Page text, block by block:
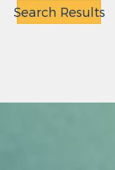
Search Results